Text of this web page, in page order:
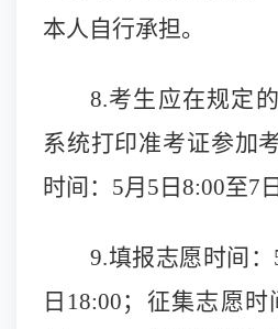
本人自行承担。
8.考生应在规定
系统打印准考证参加
时间：5月5日8:00至7
9.填报志愿时间
日18:00；征集志愿